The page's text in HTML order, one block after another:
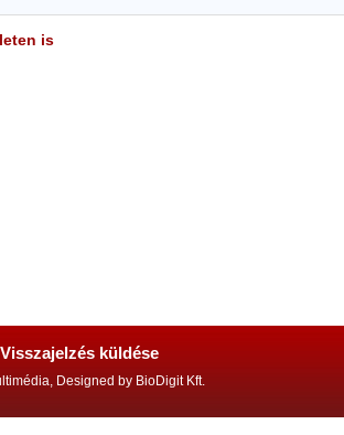
is
Visszajelzés küldése
Designed by BioDigit Kft.